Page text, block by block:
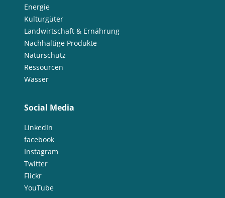
Energie
Kulturgüter
Landwirtschaft & Ernährung
Nachhaltige Produkte
Naturschutz
Ressourcen
Wasser
Social Media
LinkedIn
facebook
Instagram
Twitter
Flickr
YouTube